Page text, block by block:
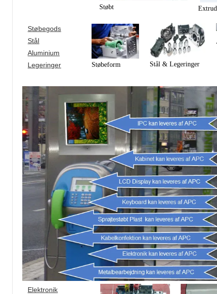
Støbt
Støbegods
Stål
Aluminium
Legeringer
Støbeform Stål & Legeringer
Elektronik